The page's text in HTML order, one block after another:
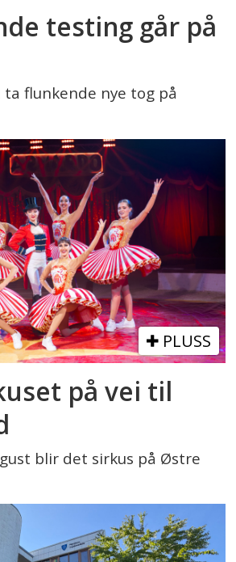
testing går på
ta flunkende nye tog på
PLUSS
på vei til
blir det sirkus på Østre